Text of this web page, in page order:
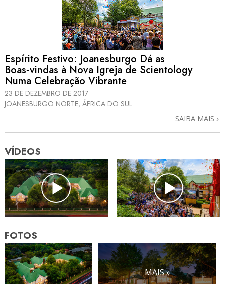
Espírito Festivo: Joanesburgo Dá as
Boas‑vindas à Nova Igreja de Scientology
Numa Celebração Vibrante
23 DE DEZEMBRO DE 2017
JOANESBURGO NORTE, ÁFRICA DO SUL
SAIBA MAIS
VÍDEOS
FOTOS
MAIS »